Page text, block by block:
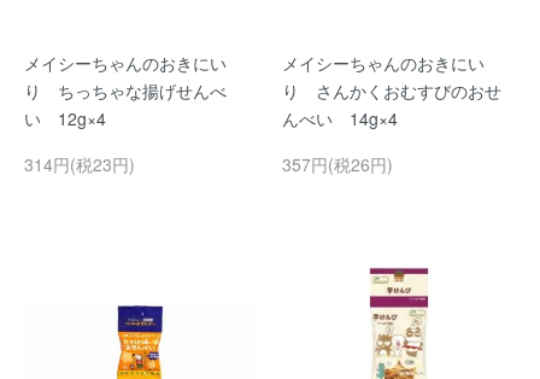
メイシーちゃんのおきにい
り ちっちゃな揚げせんべ
い 12g×4
314円(税23円)
メイシーちゃんのおきにい
り さんかくおむすびのおせ
んべい 14g×4
357円(税26円)